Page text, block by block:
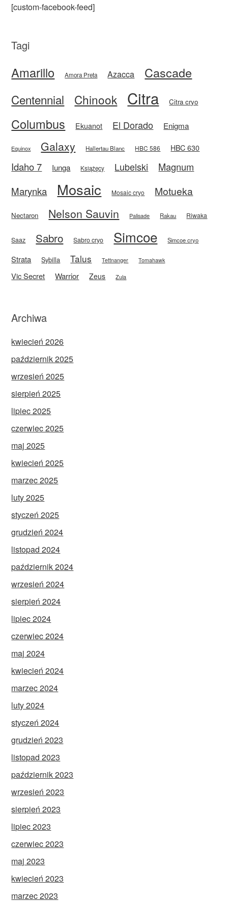
[custom-facebook-feed]
Tagi
Amarillo Amora Preta Azacca Cascade
Centennial Chinook Citra Citra cryo
Columbus Ekuanot El Dorado Enigma
Equinox Galaxy Hallertau Blanc HBC 586 HBC 630
Idaho 7 Iunga Książęcy Lubelski
Magnum
Marynka
Mosaic Mosaic cryo Motueka
Nectaron Nelson Sauvin Palisade Rakau Riwaka
Saaz Sabro Sabro cryo Simcoe Simcoe cryo
Strata Sybilla Talus Tettnanger Tomahawk
Vic Secret Warrior Zeus Zula
Archiwa
kwiecień 2026
październik 2025
wrzesień 2025
sierpień 2025
lipiec 2025
czerwiec 2025
maj 2025
kwiecień 2025
marzec 2025
luty 2025
styczeń 2025
grudzień 2024
listopad 2024
październik 2024
wrzesień 2024
sierpień 2024
lipiec 2024
czerwiec 2024
maj 2024
kwiecień 2024
marzec 2024
luty 2024
styczeń 2024
grudzień 2023
listopad 2023
październik 2023
wrzesień 2023
sierpień 2023
lipiec 2023
czerwiec 2023
maj 2023
kwiecień 2023
marzec 2023